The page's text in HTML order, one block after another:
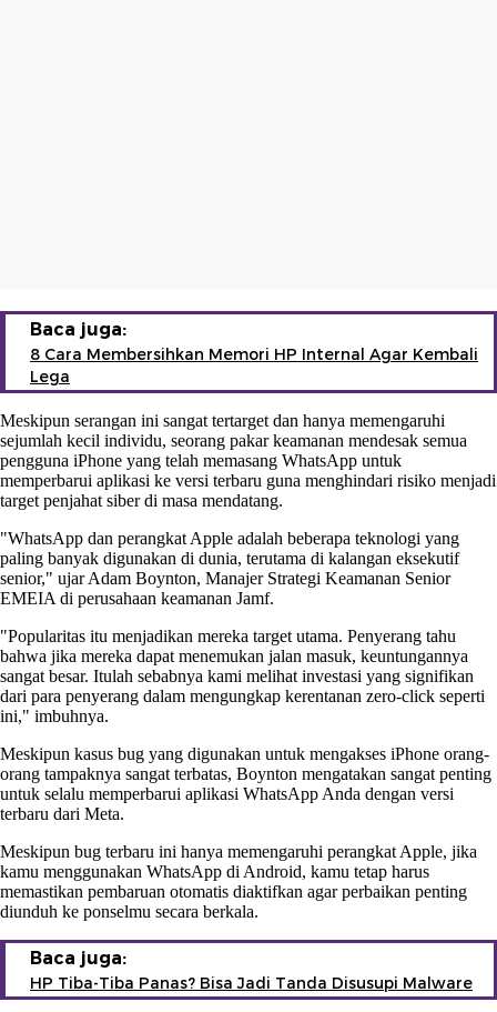
Baca juga:
8 Cara Membersihkan Memori HP Internal Agar Kembali
Lega
Meskipun serangan ini sangat tertarget dan hanya memengaruhi
sejumlah kecil individu, seorang pakar keamanan mendesak semua
pengguna iPhone yang telah memasang WhatsApp untuk
memperbarui aplikasi ke versi terbaru guna menghindari risiko menjadi
target penjahat siber di masa mendatang.
"WhatsApp dan perangkat Apple adalah beberapa teknologi yang
paling banyak digunakan di dunia, terutama di kalangan eksekutif
senior," ujar Adam Boynton, Manajer Strategi Keamanan Senior
EMEIA di perusahaan keamanan Jamf.
"Popularitas itu menjadikan mereka target utama. Penyerang tahu
bahwa jika mereka dapat menemukan jalan masuk, keuntungannya
sangat besar. Itulah sebabnya kami melihat investasi yang signifikan
dari para penyerang dalam mengungkap kerentanan zero-click seperti
ini," imbuhnya.
Meskipun kasus bug yang digunakan untuk mengakses iPhone orang-
orang tampaknya sangat terbatas, Boynton mengatakan sangat penting
untuk selalu memperbarui aplikasi WhatsApp Anda dengan versi
terbaru dari Meta.
Meskipun bug terbaru ini hanya memengaruhi perangkat Apple, jika
kamu menggunakan WhatsApp di Android, kamu tetap harus
memastikan pembaruan otomatis diaktifkan agar perbaikan penting
diunduh ke ponselmu secara berkala.
Baca juga:
HP Tiba-Tiba Panas? Bisa Jadi Tanda Disusupi Malware